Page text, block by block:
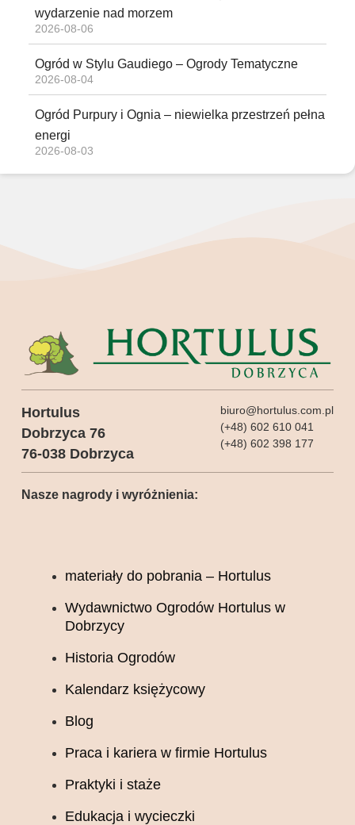
wydarzenie nad morzem
2026-08-06
Ogród w Stylu Gaudiego – Ogrody Tematyczne
2026-08-04
Ogród Purpury i Ognia – niewielka przestrzeń pełna
energi
2026-08-03
Hortulus
Dobrzyca 76
76-038 Dobrzyca
biuro@hortulus.com.pl
(+48) 602 610 041
(+48) 602 398 177
Nasze nagrody i wyróżnienia:
materiały do pobrania – Hortulus
Wydawnictwo Ogrodów Hortulus w
Dobrzycy
Historia Ogrodów
Kalendarz księżycowy
Blog
Praca i kariera w firmie Hortulus
Praktyki i staże
Edukacja i wycieczki